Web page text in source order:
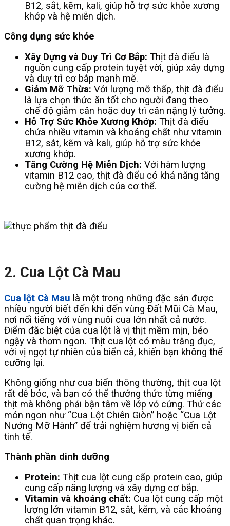
B12, sắt, kẽm, kali, giúp hỗ trợ sức khỏe xương
khớp và hệ miễn dịch.
Công dụng sức khỏe
Xây Dựng và Duy Trì Cơ Bắp: Thịt đà điểu là
nguồn cung cấp protein tuyệt vời, giúp xây dựng
và duy trì cơ bắp mạnh mẽ.
Giảm Mỡ Thừa: Với lượng mỡ thấp, thịt đà điểu
là lựa chọn thức ăn tốt cho người đang theo
chế độ giảm cân hoặc duy trì cân nặng lý tưởng.
Hỗ Trợ Sức Khỏe Xương Khớp: Thịt đà điểu
chứa nhiều vitamin và khoáng chất như vitamin
B12, sắt, kẽm và kali, giúp hỗ trợ sức khỏe
xương khớp.
Tăng Cường Hệ Miễn Dịch: Với hàm lượng
vitamin B12 cao, thịt đà điểu có khả năng tăng
cường hệ miễn dịch của cơ thể.
2. Cua Lột Cà Mau
Cua lột Cà Mau là một trong những đặc sản được
nhiều người biết đến khi đến vùng Đất Mũi Cà Mau,
nơi nổi tiếng với vùng nuôi cua lớn nhất cả nước.
Điểm đặc biệt của cua lột là vị thịt mềm mịn, béo
ngậy và thơm ngon. Thịt cua lột có màu trắng đục,
với vị ngọt tự nhiên của biển cả, khiến bạn không thể
cưỡng lại.
Không giống như cua biển thông thường, thịt cua lột
rất dễ bóc, và bạn có thể thưởng thức từng miếng
thịt mà không phải bận tâm về lớp vỏ cứng. Thử các
món ngon như “Cua Lột Chiên Giòn” hoặc “Cua Lột
Nướng Mỡ Hành” để trải nghiệm hương vị biển cả
tinh tế.
Thành phần dinh dưỡng
Protein: Thịt cua lột cung cấp protein cao, giúp
cung cấp năng lượng và xây dựng cơ bắp.
Vitamin và khoáng chất: Cua lột cung cấp một
lượng lớn vitamin B12, sắt, kẽm, và các khoáng
chất quan trọng khác.